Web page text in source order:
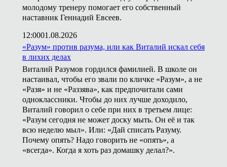
молодому тренеру помогает его собственный
наставник Геннадий Евсеев.
12:0001.08.2026
«Разум» против разума, или как Виталий искал себя
в лихих делах
Виталий Разумов гордился фамилией. В школе он
настаивал, чтобы его звали по кличке «Разум», а не
«Разя» и не «Раззява», как предпочитали сами
одноклассники. Чтобы до них лучше доходило,
Виталий говорил о себе при них в третьем лице:
«Разум сегодня не может доску мыть. Он её и так
всю неделю мыл». Или: «Дай списать Разуму.
Почему опять? Надо говорить не «опять», а
«всегда». Когда я хоть раз домашку делал?».